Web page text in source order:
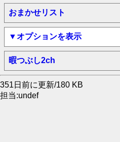
おまかせリスト
▼オプションを表示
暇つぶし2ch
351日前に更新/180 KB
担当:undef